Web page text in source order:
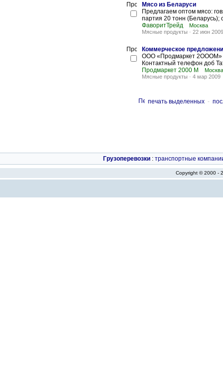
Мясо из Беларуси
Предлагаем оптом мясо:
партия 20 тонн
ФаворитТрейд
Москва
Мясные продукты - 22 июн 2009
Коммерческое
ООО «Продмаркет 2ОООМ»
Контактный телефон доб
Продмаркет 2000 М
Москва
Мясные продукты - 4 мар 2009
печать выделенных -
Грузоперевозки : транспортные
Copyright © 2000 -